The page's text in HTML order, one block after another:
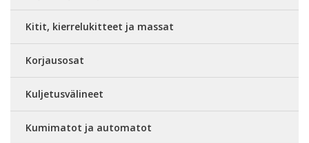
Kitit, kierrelukitteet ja massat
Korjausosat
Kuljetusvälineet
Kumimatot ja automatot